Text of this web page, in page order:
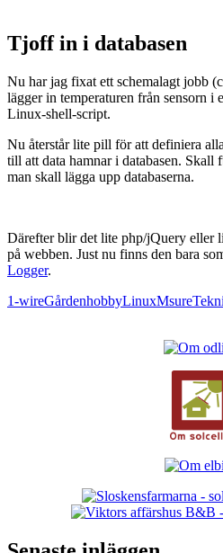
Tjoff in i databasen
Nu har jag fixat ett schemalagt jobb
lägger in temperaturen från sensorn i
Linux-shell-script.
Nu återstår lite pill för att definiera
till att data hamnar i databasen.
man skall lägga upp databaserna.
Därefter blir det lite php/jQuery eller
på webben. Just nu finns den bara
Logger.
1-wireGårdenhobbyLinuxMsure